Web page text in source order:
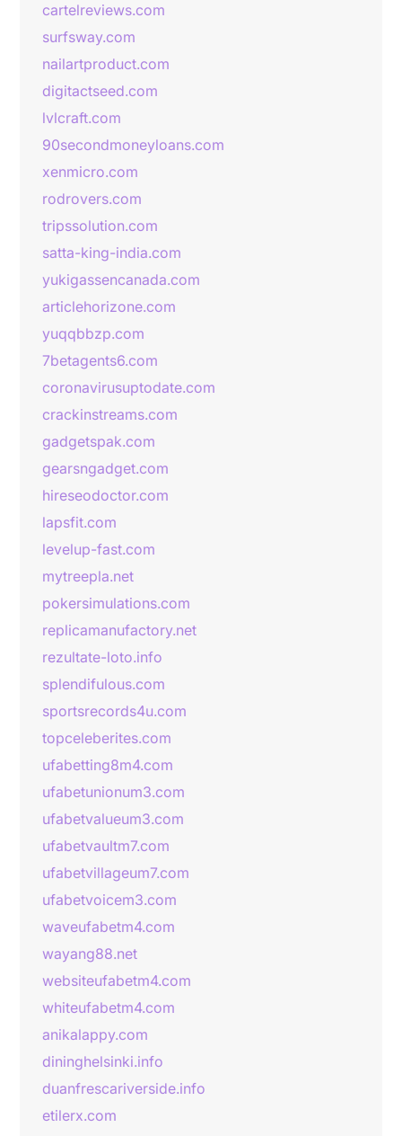
cartelreviews.com
surfsway.com
nailartproduct.com
digitactseed.com
lvlcraft.com
90secondmoneyloans.com
xenmicro.com
rodrovers.com
tripssolution.com
satta-king-india.com
yukigassencanada.com
articlehorizone.com
yuqqbbzp.com
7betagents6.com
coronavirusuptodate.com
crackinstreams.com
gadgetspak.com
gearsngadget.com
hireseodoctor.com
lapsfit.com
levelup-fast.com
mytreepla.net
pokersimulations.com
replicamanufactory.net
rezultate-loto.info
splendifulous.com
sportsrecords4u.com
topceleberites.com
ufabetting8m4.com
ufabetunionum3.com
ufabetvalueum3.com
ufabetvaultm7.com
ufabetvillageum7.com
ufabetvoicem3.com
waveufabetm4.com
wayang88.net
websiteufabetm4.com
whiteufabetm4.com
anikalappy.com
dininghelsinki.info
duanfrescariverside.info
etilerx.com